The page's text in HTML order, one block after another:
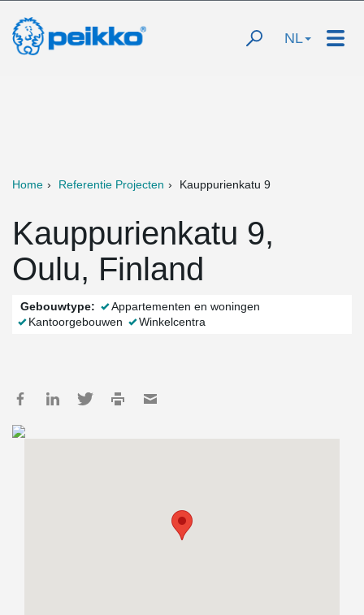
NL
Home Referentie Projecten Kauppurienkatu 9
Kauppurienkatu 9,
Oulu, Finland
Gebouwtype:
Appartementen en woningen
Kantoorgebouwen
Winkelcentra